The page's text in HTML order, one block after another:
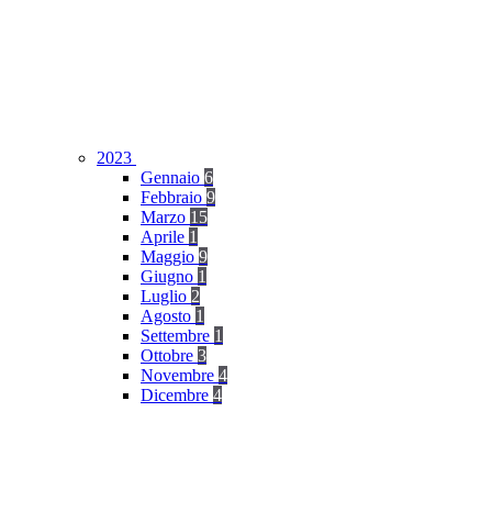
2023
Gennaio 6
Febbraio 9
Marzo 15
Aprile 1
Maggio 9
Giugno 1
Luglio 2
Agosto 1
Settembre 1
Ottobre 3
Novembre 4
Dicembre 4